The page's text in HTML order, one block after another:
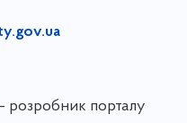
розробник порталу